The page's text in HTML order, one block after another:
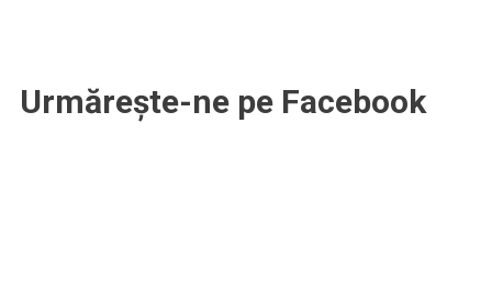
Urmărește-ne pe Facebook